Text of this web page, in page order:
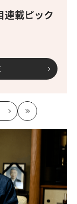
連載ピック
記
最
新